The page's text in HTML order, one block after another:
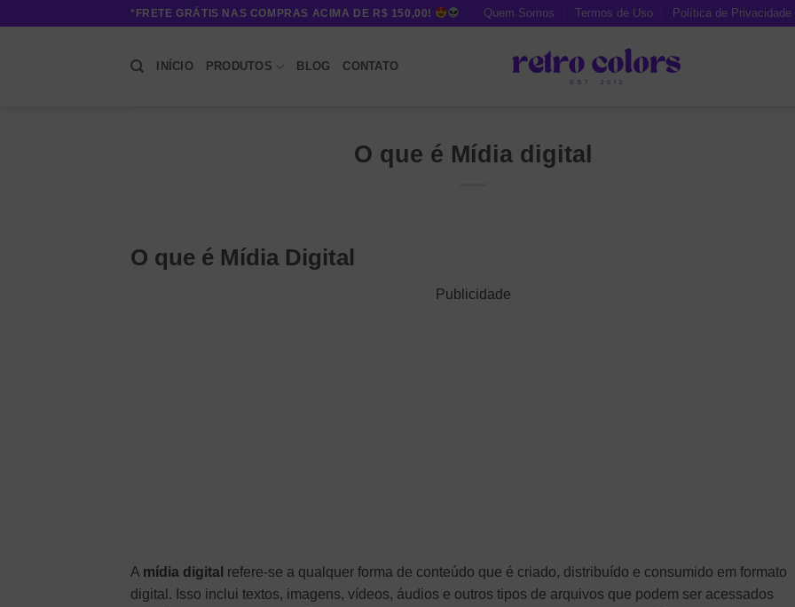
*FRETE GRÁTIS NAS COMPRAS ACIMA DE R$ 150,00! Quem Somos Termos de Uso Política de Privacidade
INÍCIO PRODUTOS BLOG CONTATO
O que é Mídia digital
O que é Mídia Digital
Publicidade
A mídia digital refere-se a qualquer forma de conteúdo que é criado, distribuído e consumido em formato
digital. Isso inclui textos, imagens, vídeos, áudios e outros tipos de arquivos que podem ser acessados